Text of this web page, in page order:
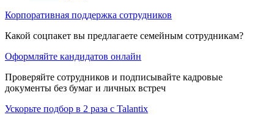
Корпоративная поддержка сотрудников
Какой соцпакет вы предлагаете семейным сотрудникам?
Оформляйте кандидатов онлайн
Проверяйте сотрудников и подписывайте кадровые
документы без бумаг и личных встреч
Ускорьте подбор в 2 раза с Talantix